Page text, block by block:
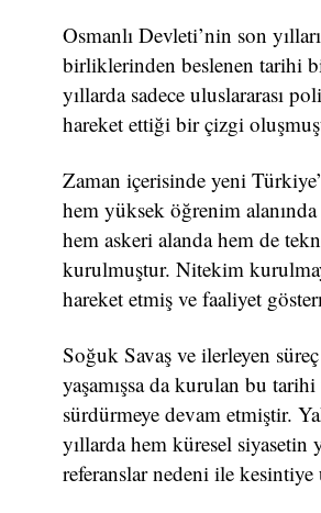
Osmanlı Devleti’nin son
birliklerinden beslenen tarihi
yıllarda sadece uluslararası
hareket ettiği bir çizgi
Zaman içerisinde yeni
hem yüksek öğrenim alanında
hem askeri alanda hem de
kurulmuştur. Nitekim
hareket etmiş ve faaliyet
Soğuk Savaş ve ilerleyen
yaşamışsa da kurulan bu
sürdürmeye devam etmiştir.
yıllarda hem küresel
referanslar nedeni ile kesintiye